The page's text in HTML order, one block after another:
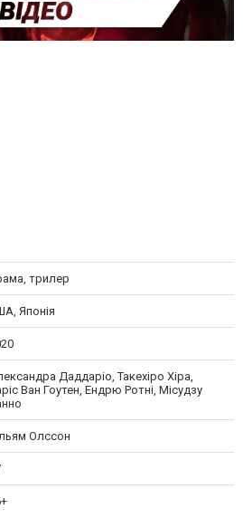
трилер
Японія
Даддаріо, Такехіро Хіра,
Ван Гоутен, Ендрю Ротні, Місудзу
Олссон